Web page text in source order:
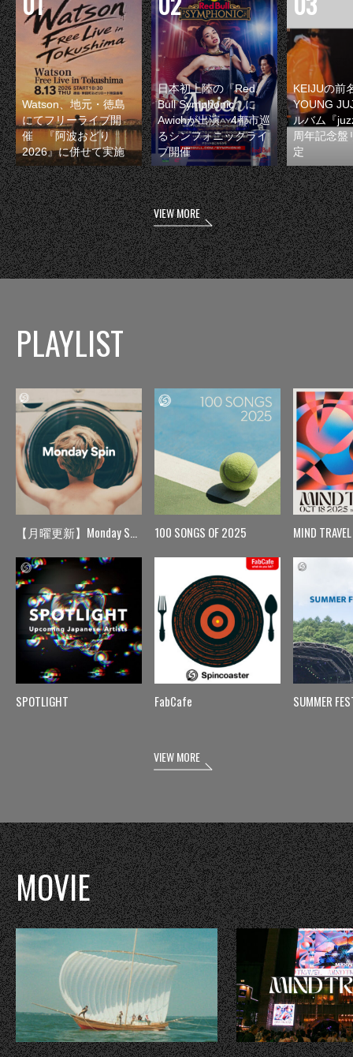
Watson、地元・徳島
にてフリーライブ開
催 『阿波おどり
2026』に併せて実施
日本初上陸の『Red
Bull Symphonic』に
Awichが出演 4都市巡
るシンフォニックライ
ブ開催
KEIJUの前
YOUNG
ルバム『
周年記念盤
定
VIEW MORE
PLAYLIST
【月曜更新】Monday Spin
SPOTLIGHT
100 SONGS OF 2025
FabCafe
MIND TRAVEL
SUMMER
VIEW MORE
MOVIE